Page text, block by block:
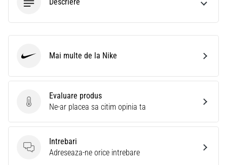
Evaluare produs
Evaluare produs
Ne-ar placea sa citim opinia ta
Intrebari
Intrebari
Adreseaza-ne orice intrebare
Mai multe de la Nike